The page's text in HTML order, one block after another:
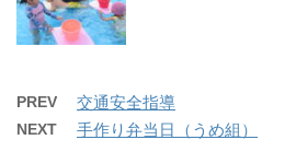
PREV 交通安全指導
NEXT 手作り弁当日（うめ組）